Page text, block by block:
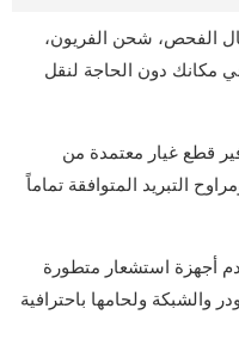
الفحص، شحن الفريون،
مكانك دون الحاجة لنقل
قطع غيار معتمدة من
التبريد المتوافقة تماماً
أجهزة استشعار متطورة
والشبكة ولحامها باحترافية